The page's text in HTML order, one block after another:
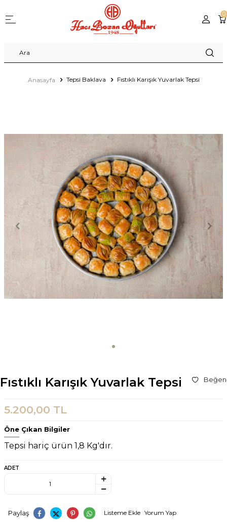
0
Anasayfa Tepsi Baklava Fıstıklı Karışık Yuvarlak Tepsi
Fıstıklı Karışık Yuvarlak Tepsi Beğen
5.200,00 TL
Öne Çıkan Bilgiler
Tepsi hariç ürün 1,8 Kg'dır.
ADET
Paylaş Listeme Ekle Yorum Yap